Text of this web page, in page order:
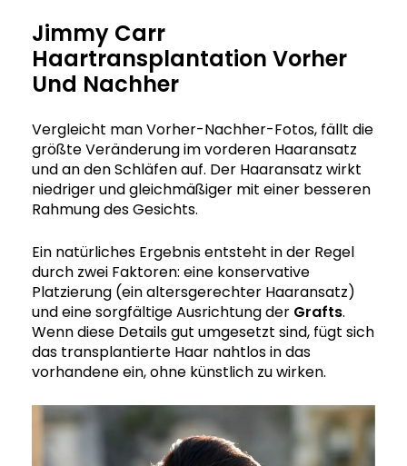
Jimmy Carr
Haartransplantation Vorher
Und Nachher
Vergleicht man Vorher-Nachher-Fotos, fällt die
größte Veränderung im vorderen Haaransatz
und an den Schläfen auf. Der Haaransatz wirkt
niedriger und gleichmäßiger mit einer besseren
Rahmung des Gesichts.
Ein natürliches Ergebnis entsteht in der Regel
durch zwei Faktoren: eine konservative
Platzierung (ein altersgerechter Haaransatz)
und eine sorgfältige Ausrichtung der Grafts.
Wenn diese Details gut umgesetzt sind, fügt sich
das transplantierte Haar nahtlos in das
vorhandene ein, ohne künstlich zu wirken.